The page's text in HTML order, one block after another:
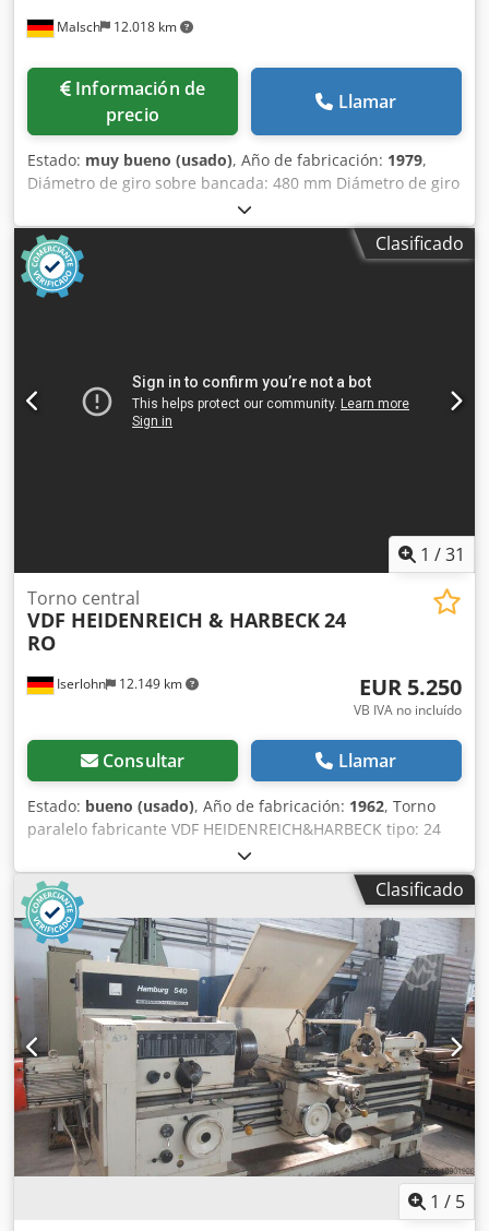
Malsch 12.018 km
Información de
precio
Llamar
Estado: muy bueno (usado), Año de fabricación: 1979,
Diámetro de giro sobre bancada: 480 mm Diámetro de giro
sobre carro: 295 mm Longitud de giro: 1000 mm Crjdeyiu T
Aepfx Ap Aof Agujero del husillo: 56 mm Peso de la
máquina aprox. 1,8 t Espacio requerido aprox. 1,4 x 0,8 x
1,6 m
Clasificado
1 /31
Iserlohn 12.149 km
Torno central
VDF HEIDENREICH & HARBECK24
RO
EUR 5.250
VB IVA no incluído
Consultar Llamar
Estado: bueno (usado), Año de fabricación: 1962, Torno
paralelo fabricante VDF HEIDENREICH&HARBECK tipo: 24
RO, año 1962, reacondicionado en 1992. Equipado con
visualizador digital de 3 ejes Heidenhain, plato de 250 mm
Forkardt, portaherramientas Multifix B. Altura de puntos:
255 mm Diámetro de giro sobre bancada: 510 mm
Diámetro de giro sobre carro transversal: 270 mm
Distancia entre puntos: 1000 mm Diámetro del agujero del
husillo: 55 mm Velocidades del husillo: 20 - 900 rpm,
Potencia del motor: 6,5 kW Crsdpfxsxziuwo Ap Aef La
máquina está en buen estado, dispone de esquemas
eléctricos. Espacio necesario: Longitud 3 m, profundidad
1,2 m, altura 1,3 m, peso aprox. 1800 kg.
Clasificado
1 / 5